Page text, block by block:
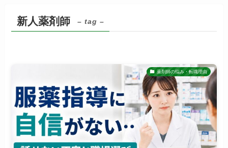
新人薬剤師 – tag –
薬剤師の悩み・転職理由